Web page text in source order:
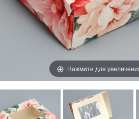
Нажмите для